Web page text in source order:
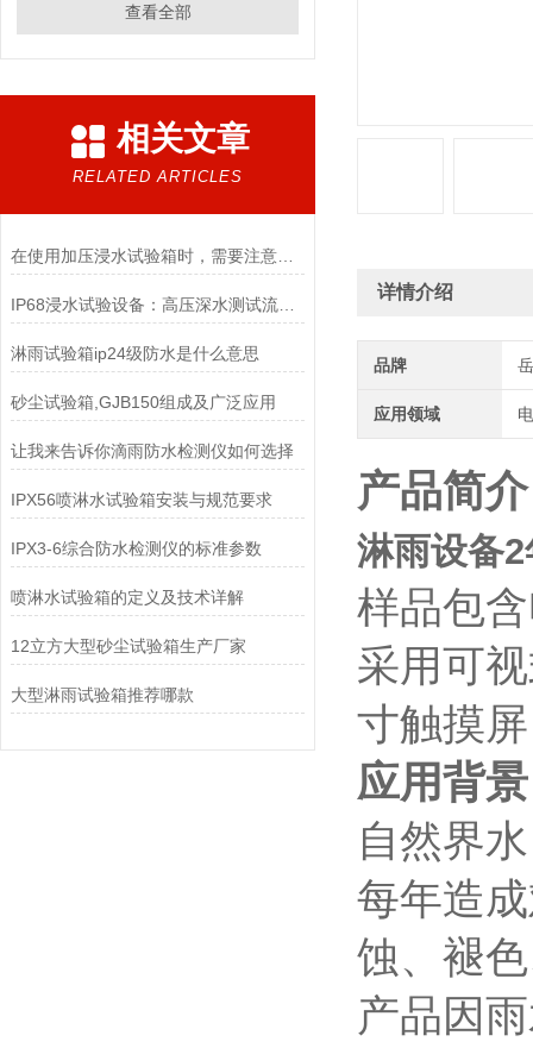
查看全部
相关文章
RELATED ARTICLES
在使用加压浸水试验箱时，需要注意以下几点
IP68浸水试验设备：高压深水测试流程与认证通过指南
淋雨试验箱ip24级防水是什么意思
砂尘试验箱,GJB150组成及广泛应用
让我来告诉你滴雨防水检测仪如何选择
IPX56喷淋水试验箱安装与规范要求
IPX3-6综合防水检测仪的标准参数
喷淋水试验箱的定义及技术详解
12立方大型砂尘试验箱生产厂家
大型淋雨试验箱推荐哪款
详情介绍
品牌
应用领域
产品简介
淋雨设备
样品包
采用可
寸触摸
应用背景
自然界
每年造
蚀、褪
产品因